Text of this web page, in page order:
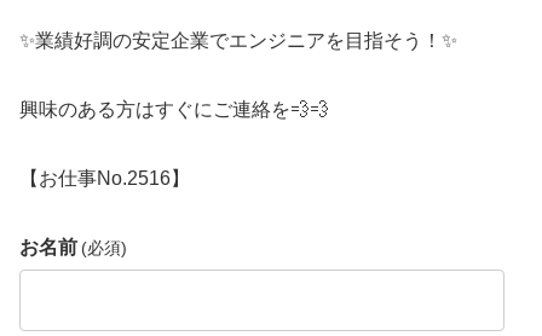
✨業績好調の安定企業でエンジニアを目指そう！✨
興味のある方はすぐにご連絡を💨💨
【お仕事No.2516】
お名前 (必須)